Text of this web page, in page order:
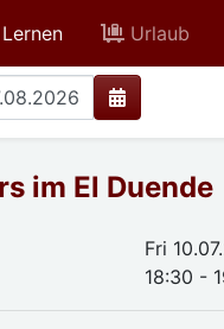
Lernenactive Urlaub
im El Duende
Fri
18:30 -